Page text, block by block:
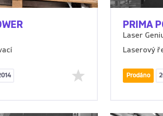
PRIMA
Laser
Laserový
Prodáno